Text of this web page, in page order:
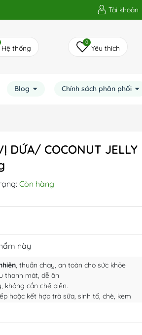
Tài khoản
Hệ thống
0
Yêu thích
Blog Chính sách phân phối
COCONUT JELLY
Còn hàng
này
, thuần chay, an toàn cho sức khỏe
thanh mát, dễ ăn
không cần chế biến.
hoặc kết hợp trà sữa, sinh tố, chè, kem